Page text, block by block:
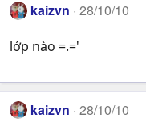
kaizvn 28/10/10
lớp nào =.='
kaizvn 28/10/10